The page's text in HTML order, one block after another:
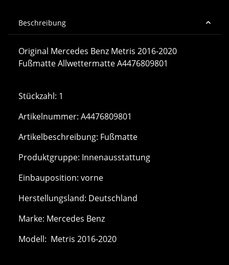
Beschreibung
Original Mercedes Benz Metris 2016-2020
Fußmatte Allwettermatte A4476809801
Stückzahl: 1
Artikelnummer: A4476809801
Artikelbeschreibung: Fußmatte
Produktgruppe: Innenausstattung
Einbauposition: vorne
Herstellungsland: Deutschland
Marke: Mercedes Benz
Modell: Metris 2016-2020